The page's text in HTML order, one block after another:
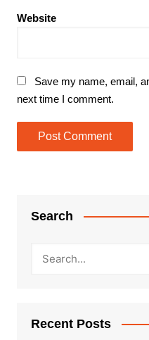
Website
Save my name, email,
next time I comment.
Search
Recent Posts